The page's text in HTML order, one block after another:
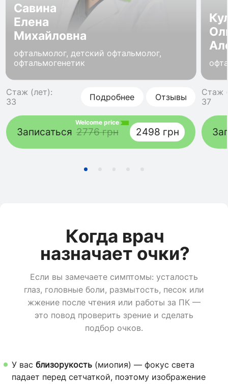
Савина
Елена
Михайловна
офтальмолог, детский офтальмолог,
офтальмогенетик
Стаж (лет):
33
Подробнее Отзывы
Записаться
Welcome price
2776 грн 2498 грн
Стаж
37
Когда врач
назначает очки?
Если вы замечаете симптомы: усталость
глаз, головные боли, размытость, песок или
жжение после чтения или работы за ПК —
это повод проверить зрение и сделать
подбор очков.
У васблизорукость (миопия) — фокус света
падает перед сетчаткой, поэтому изображение